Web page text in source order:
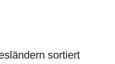
sortiert